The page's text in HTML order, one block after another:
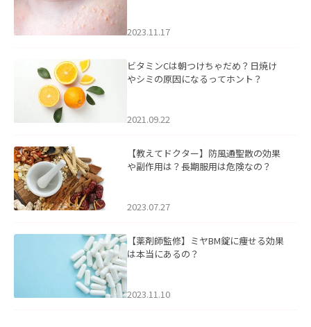
2023.11.17
ビタミンCは朝つけちゃだめ？日焼け
やシミの原因になるってホント？
2021.09.22
【教えてドクター】防風通聖散の効果
や副作用は？長期服用は危険なの？
2023.07.27
【薬剤師監修】ミヤBM錠に痩せる効果
は本当にあるの？
2023.11.10